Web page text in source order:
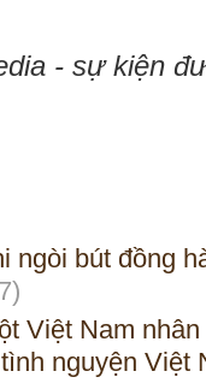
- sự kiện
ngòi bút đồng
Việt Nam
nguyện Việt